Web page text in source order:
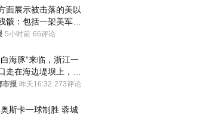
面展示被击落的美以
骸：包括一架美军F-
机残骸以及多架无人
5小时前 66评论
白海豚”来临，浙江一
走在海边堤坝上，其
男孩被巨浪卷入海
市报 昨天16:32 273评论
斯卡一球制胜 蓉城